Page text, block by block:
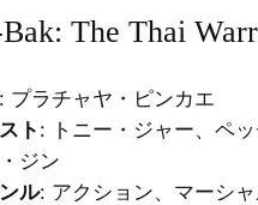
The Thai
: プラチャヤ・ピンカエ
ト : トニー・ジャー、ペ
ジン
ル: アクション、マーシ